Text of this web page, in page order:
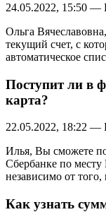
24.05.2022, 15:50 —
Ольга
текущий счет, с
автоматическое
Поступит ли в
карта?
22.05.2022, 18:22 —
Илья, Вы сможете
Сбербанке по
независимо от того,
Как узнать